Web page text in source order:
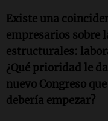
Existe una
empresarios sobre
estructurales:
¿Qué prioridad le
nuevo Congreso
debería empezar?